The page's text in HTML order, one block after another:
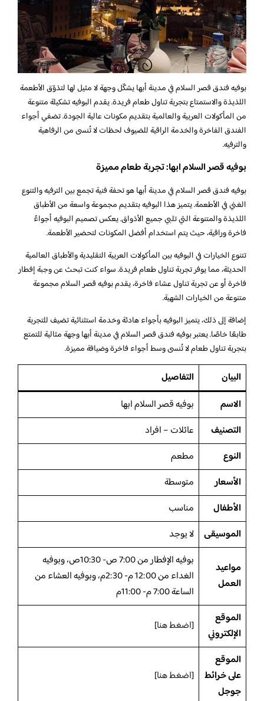
بوفيه فندق قصر السلام في مدينة أبها يشكّل وجهة لا مثيل لها لتذوّق الأطعمة
اللذيذة والاستمتاع بتجربة تناول طعام فريدة. يقدم البوفيه تشكيلة متنوعة
من المأكولات العربية والعالمية بتقديم مكونات عالية الجودة. تضفي أجواء
الفندق الفاخرة والخدمة الراقية للضيوف لحظات لا تُنسى من الرفاهية
والترفيه.
بوفيه قصر السلام ابها: تجربة طعام مميزة
بوفيه فندق قصر السلام في مدينة أبها هو تحفة فنية تجمع بين الترفيه والتنوع
الغني في الأطعمة. يتميز هذا البوفيه بتقديم مجموعة واسعة من الأطباق
اللذيذة والمتنوعة التي تلبي جميع الأذواق. يعكس تصميم البوفيه أجواءً
فاخرة وراقية، حيث يتم استخدام أفضل المكونات لتحضير الأطعمة.
تتنوع الخيارات في البوفيه بين المأكولات العربية التقليدية والأطباق العالمية
الحديثة، مما يوفر تجربة تناول طعام فريدة. سواء كنت تبحث عن وجبة إفطار
فاخرة أو عن تجربة تناول عشاء فاخرة، يقدم بوفيه قصر السلام مجموعة
متنوعة من الخيارات الشهية.
إضافة إلى ذلك، يتميز البوفيه بأجواء هادئة وخدمة استثنائية تضيف للتجربة
طابعًا خاصًا. يعتبر بوفيه فندق قصر السلام في مدينة أبها وجهة مثالية للتمتع
بتجربة تناول طعام لا تُنسى وسط أجواء فاخرة وضيافة مميزة.
البيان
التفاصيل
الاسم
بوفيه قصر السلام ابها
التصنيف
عائلات – افراد
النوع
مطعم
الأسعار
متوسطة
الأطفال
مناسب
الموسيقى
لا يوجد
مواعيد
العمل
بوفيه الإفطار من 7:00 ص- 10:30ص، وبوفيه
الغداء من 12:00 م- 2:30م، وبوفيه العشاء من
الساعة 7:00 م- 11:00م
الموقع
الإلكتروني
[اضغط هنا]
الموقع
على خرائط
جوجل
[اضغط هنا]